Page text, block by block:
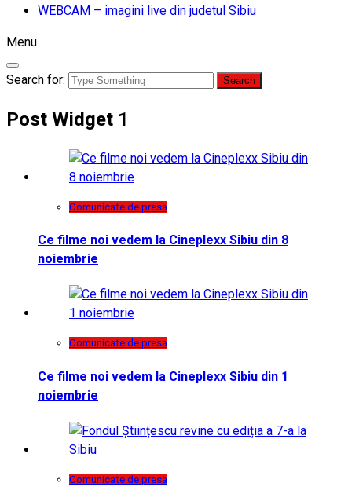
WEBCAM – imagini live din judetul Sibiu
Menu
Search for:
Post Widget 1
Comunicate de presa
Ce filme noi vedem la Cineplexx Sibiu din 8
noiembrie
Comunicate de presa
Ce filme noi vedem la Cineplexx Sibiu din 1
noiembrie
Comunicate de presa